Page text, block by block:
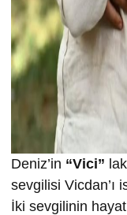
Deniz’in “Vici”
sevgilisi Vicdan’ı
İki sevgilinin